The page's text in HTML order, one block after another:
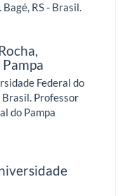
RS - Brasil.
Federal do
Brasil. Professor
do Pampa